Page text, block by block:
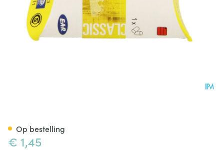
€ 1,45
Op bestelling